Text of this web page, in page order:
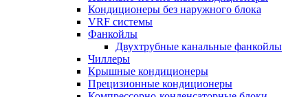
Кондиционеры без наружного блока
VRF системы
Фанкойлы
Двухтрубные канальные фанкойлы
Чиллеры
Крышные кондиционеры
Прецизионные кондиционеры